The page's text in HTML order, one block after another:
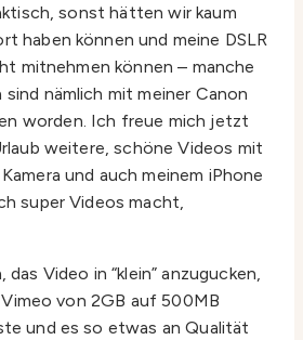
sonst hätten wir kaum
haben können und meine DSLR
mitnehmen können – manche
nämlich mit meiner Canon
worden. Ich freue mich jetzt
weitere, schöne Videos mit
und auch meinem iPhone
super Videos macht,
Video in “klein” anzugucken,
von 2GB auf 500MB
und es so etwas an Qualität